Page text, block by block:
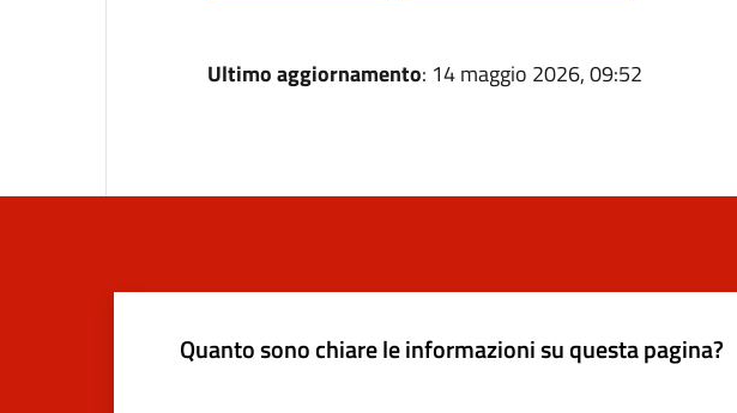
Ultimo aggiornamento: 14 maggio 2026, 09:52
Quanto sono chiare le informazioni su questa pagina?